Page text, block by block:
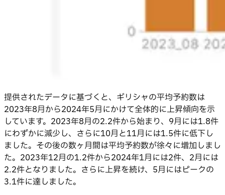
提供されたデータに基づくと、ギリシャの平均予約数は
2023年8月から2024年5月にかけて全体的に上昇傾向を示
しています。2023年8月の2.2件から始まり、9月には1.8件
にわずかに減少し、さらに10月と11月には1.5件に低下し
ました。その後の数ヶ月間は平均予約数が徐々に増加しまし
た。2023年12月の1.2件から2024年1月には2件、2月には
2.2件となりました。さらに上昇を続け、5月にはピークの
3.1件に達しました。